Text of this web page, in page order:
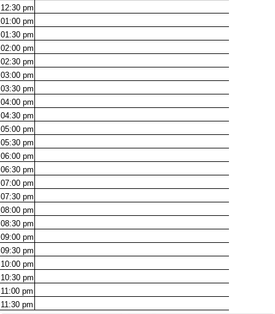
12:30 pm
01:00 pm
01:30 pm
02:00 pm
02:30 pm
03:00 pm
03:30 pm
04:00 pm
04:30 pm
05:00 pm
05:30 pm
06:00 pm
06:30 pm
07:00 pm
07:30 pm
08:00 pm
08:30 pm
09:00 pm
09:30 pm
10:00 pm
10:30 pm
11:00 pm
11:30 pm